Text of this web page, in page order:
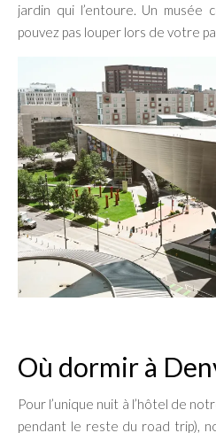
jardin qui l’entoure. Un
pouvez pas louper lors de votre
Où dormir à
Pour l’unique nuit à l’hôtel de
pendant le reste du road trip),